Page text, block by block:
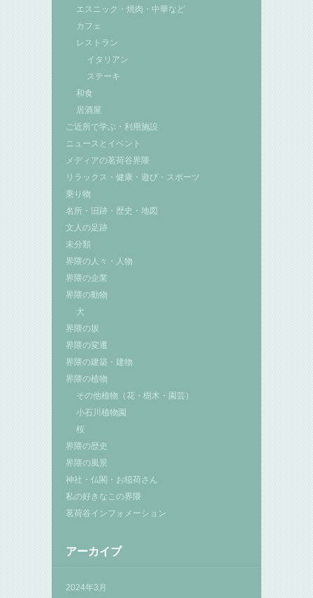
エスニック・焼肉・中華など
カフェ
レストラン
イタリアン
ステーキ
和食
居酒屋
ご近所で学ぶ・利用施設
ニュースとイベント
メディアの茗荷谷界隈
リラックス・健康・遊び・スポーツ
乗り物
名所・旧跡・歴史・地図
文人の足跡
未分類
界隈の人々・人物
界隈の企業
界隈の動物
犬
界隈の坂
界隈の変遷
界隈の建築・建物
界隈の植物
その他植物（花・樹木・園芸）
小石川植物園
桜
界隈の歴史
界隈の風景
神社・仏閣・お稲荷さん
私の好きなこの界隈
茗荷谷インフォメーション
アーカイブ
2024年3月